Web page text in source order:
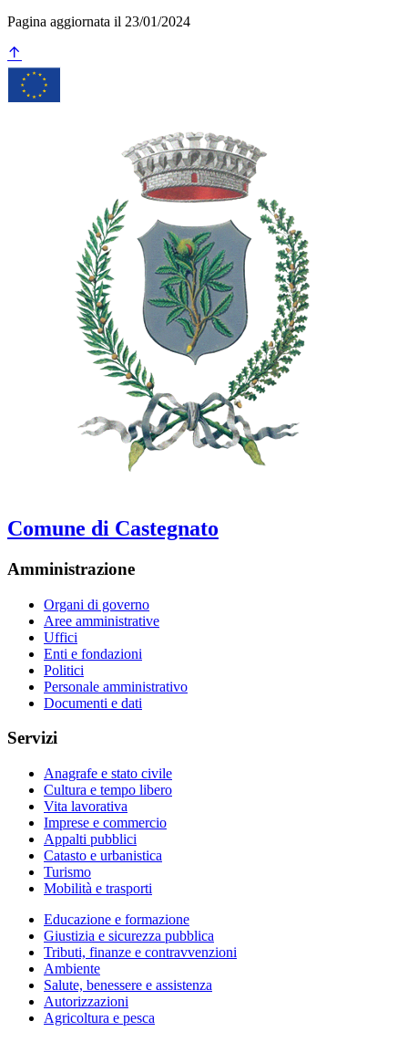
Pagina aggiornata il 23/01/2024
Comune di Castegnato
Amministrazione
Organi di governo
Aree amministrative
Uffici
Enti e fondazioni
Politici
Personale amministrativo
Documenti e dati
Servizi
Anagrafe e stato civile
Cultura e tempo libero
Vita lavorativa
Imprese e commercio
Appalti pubblici
Catasto e urbanistica
Turismo
Mobilità e trasporti
Educazione e formazione
Giustizia e sicurezza pubblica
Tributi, finanze e contravvenzioni
Ambiente
Salute, benessere e assistenza
Autorizzazioni
Agricoltura e pesca